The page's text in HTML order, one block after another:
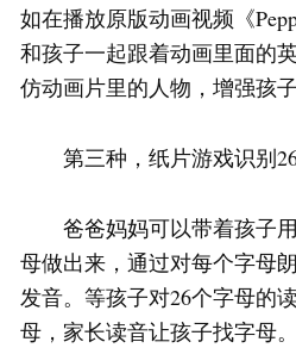
如在播放原版动画视频《
和孩子一起跟着动画里面的
仿动画片里的人物，增强孩
第三种，纸片游戏识别
爸爸妈妈可以带着孩子用
母做出来，通过对每个字母
发音。等孩子对26个字母的
母，家长读音让孩子找字母。